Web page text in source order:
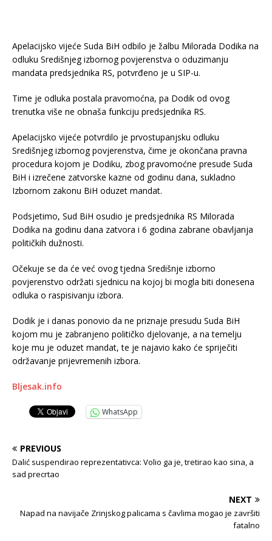
Apelacijsko vijeće Suda BiH odbilo je žalbu Milorada Dodika na
odluku Središnjeg izbornog povjerenstva o oduzimanju
mandata predsjednika RS, potvrđeno je u SIP-u.
Time je odluka postala pravomoćna, pa Dodik od ovog
trenutka više ne obnaša funkciju predsjednika RS.
Apelacijsko vijeće potvrdilo je prvostupanjsku odluku
Središnjeg izbornog povjerenstva, čime je okončana pravna
procedura kojom je Dodiku, zbog pravomoćne presude Suda
BiH i izrečene zatvorske kazne od godinu dana, sukladno
Izbornom zakonu BiH oduzet mandat.
Podsjetimo, Sud BiH osudio je predsjednika RS Milorada
Dodika na godinu dana zatvora i 6 godina zabrane obavljanja
političkih dužnosti.
Očekuje se da će već ovog tjedna Središnje izborno
povjerenstvo održati sjednicu na kojoj bi mogla biti donesena
odluka o raspisivanju izbora.
Dodik je i danas ponovio da ne priznaje presudu Suda BiH
kojom mu je zabranjeno političko djelovanje, a na temelju
koje mu je oduzet mandat, te je najavio kako će spriječiti
održavanje prijevremenih izbora.
Bljesak.info
WhatsApp
PREVIOUS
Dalić suspendirao reprezentativca: Volio ga je, tretirao kao sina, a
sad precrtao
NEXT
Napad na navijače Zrinjskog palicama s čavlima mogao je završiti
fatalno